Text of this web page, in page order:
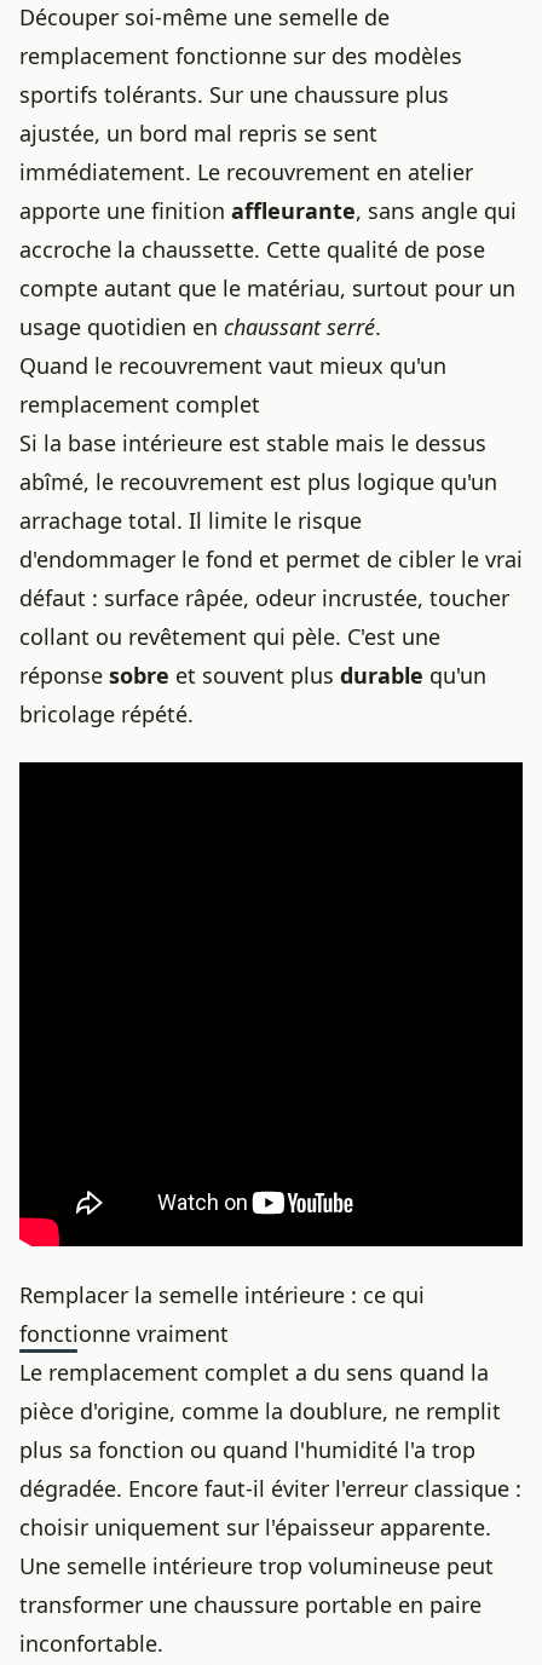
Découper soi-même une semelle de
remplacement fonctionne sur des modèles
sportifs tolérants. Sur une chaussure plus
ajustée, un bord mal repris se sent
immédiatement. Le recouvrement en atelier
apporte une finition affleurante, sans angle qui
accroche la chaussette. Cette qualité de pose
compte autant que le matériau, surtout pour un
usage quotidien en chaussant serré.
Quand le recouvrement vaut mieux qu'un
remplacement complet
Si la base intérieure est stable mais le dessus
abîmé, le recouvrement est plus logique qu'un
arrachage total. Il limite le risque
d'endommager le fond et permet de cibler le vrai
défaut : surface râpée, odeur incrustée, toucher
collant ou revêtement qui pèle. C'est une
réponse sobre et souvent plus durable qu'un
bricolage répété.
Remplacer la semelle intérieure : ce qui
fonctionne vraiment
Le remplacement complet a du sens quand la
pièce d'origine, comme la doublure, ne remplit
plus sa fonction ou quand l'humidité l'a trop
dégradée. Encore faut-il éviter l'erreur classique :
choisir uniquement sur l'épaisseur apparente.
Une semelle intérieure trop volumineuse peut
transformer une chaussure portable en paire
inconfortable.